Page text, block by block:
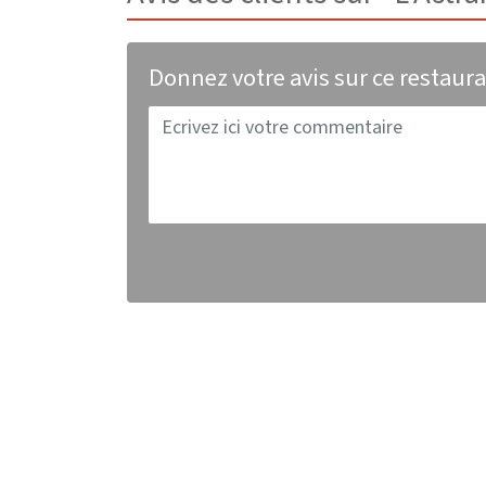
Donnez votre avis sur ce